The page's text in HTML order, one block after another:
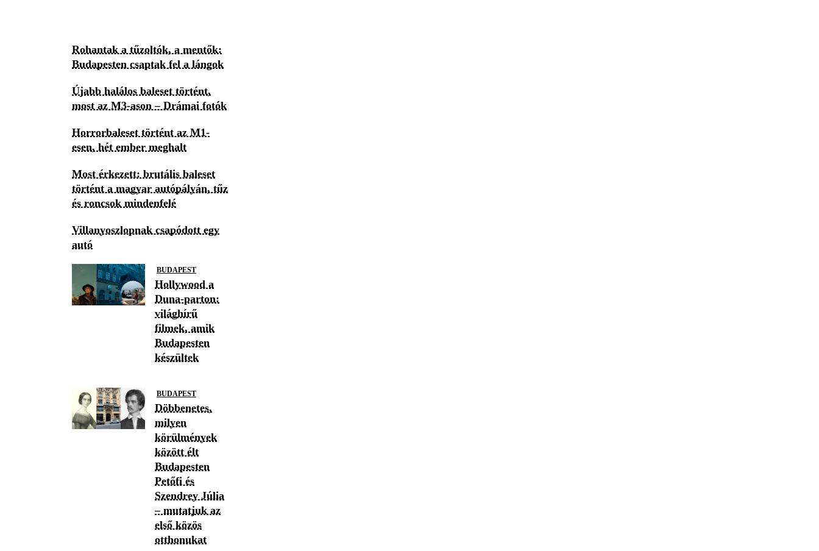
Rohantak a tűzoltók, a mentők:
Budapesten csaptak fel a lángok
Újabb halálos baleset történt,
most az M3-ason – Drámai fotók
Horrorbaleset történt az M1-
esen, hét ember meghalt
Most érkezett: brutális baleset
történt a magyar autópályán, tűz
és roncsok mindenfelé
Villanyoszlopnak csapódott egy
autó
BUDAPEST
Hollywood a
Duna-parton:
világhírű
filmek, amik
Budapesten
készültek
BUDAPEST
Döbbenetes,
milyen
körülmények
között élt
Budapesten
Petőfi és
Szendrey Júlia
– mutatjuk az
első közös
otthonukat